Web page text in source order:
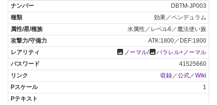
DBTM-JP003
効果／ペンデュラム
水属性／レベル6／魔法使い族
ATK:1800／DEF:1800
photo ノーマル/photoパラレル+ノーマル
41525660
収録 ／公式 ／Wiki
1